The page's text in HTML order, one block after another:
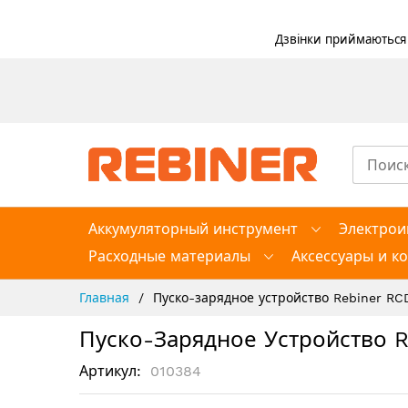
Дзвінки
Аккумуляторный инструмент
Расходные материалы
Аксессуары и
Главная Пуско-зарядное устройство Rebiner
Пуско-Зарядное Устройство
Артикул 010384